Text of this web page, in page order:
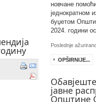
новчане
једнократном
буџетом
2024. години
Poslednje
OPŠIRNIJE...
јавне
Општине